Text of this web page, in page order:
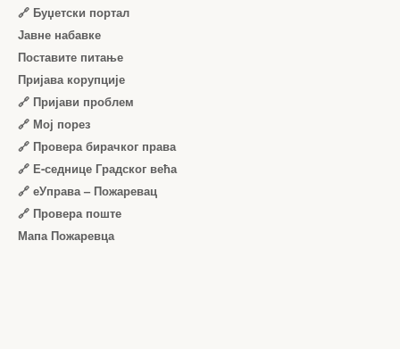
🔗 Буџетски портал
Јавне набавке
Поставите питање
Пријава корупције
🔗 Пријави проблем
🔗 Мој порез
🔗 Провера бирачког права
🔗 Е-седнице Градског већа
🔗 еУправа – Пожаревац
🔗 Провера поште
Мапа Пожаревца